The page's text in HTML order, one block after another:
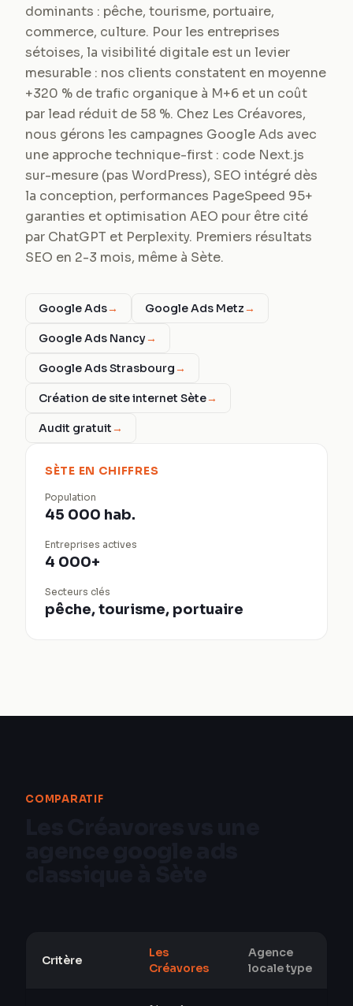
dominants : pêche, tourisme, portuaire,
commerce, culture. Pour les entreprises
sétoises, la visibilité digitale est un levier
mesurable : nos clients constatent en moyenne
+320 % de trafic organique à M+6 et un coût
par lead réduit de 58 %. Chez Les Créavores,
nous gérons les campagnes Google Ads avec
une approche technique-first : code Next.js
sur-mesure (pas WordPress), SEO intégré dès
la conception, performances PageSpeed 95+
garanties et optimisation AEO pour être cité
par ChatGPT et Perplexity. Premiers résultats
SEO en 2-3 mois, même à Sète.
Google Ads→ Google Ads Metz→
Google Ads Nancy→
Google Ads Strasbourg→
Création de site internet Sète→
Audit gratuit→
SÈTE EN CHIFFRES
Population
45 000 hab.
Entreprises actives
4 000+
Secteurs clés
pêche, tourisme, portuaire
COMPARATIF
Critère
Les
Créavores
Agence
locale type